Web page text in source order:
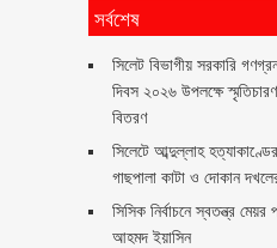
সর্বশেষ
সিলেট বিভাগীয় সরকারি
দিবস ২০২৬ উপলক্ষে
বিতরণ ‎ ‎
সিলেটে আব্দুল্লাহ
গাছপালা কাটা ও দোকান
সিসিক নির্বাচনে স্বতন্ত্র মেয়র
আহমদ ইয়াসিন